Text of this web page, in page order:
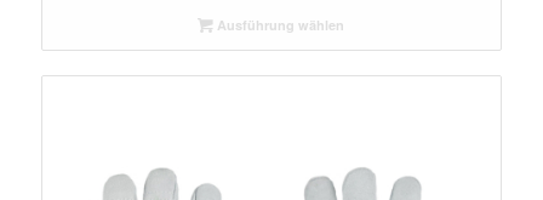
Ausführung wählen